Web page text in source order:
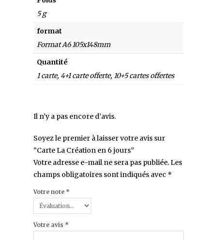
5 g
format
Format A6 105x148mm
Quantité
1 carte, 4+1 carte offerte, 10+5 cartes offertes
Il n’y a pas encore d’avis.
Soyez le premier à laisser votre avis sur
“Carte La Création en 6 jours”
Votre adresse e-mail ne sera pas publiée.Les
champs obligatoires sont indiqués avec *
Votre note *
Votre avis *